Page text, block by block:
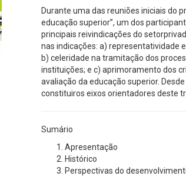
Durante uma das reuniões iniciais do
educação superior”, um dos
principais reivindicações do
nas indicações: a) representatividade
b) celeridade na tramitação dos
instituições; e c) aprimoramento dos
avaliação da educação superior.
constituiros eixos orientadores deste
Sumário
Apresentação
Histórico
Perspectivas do